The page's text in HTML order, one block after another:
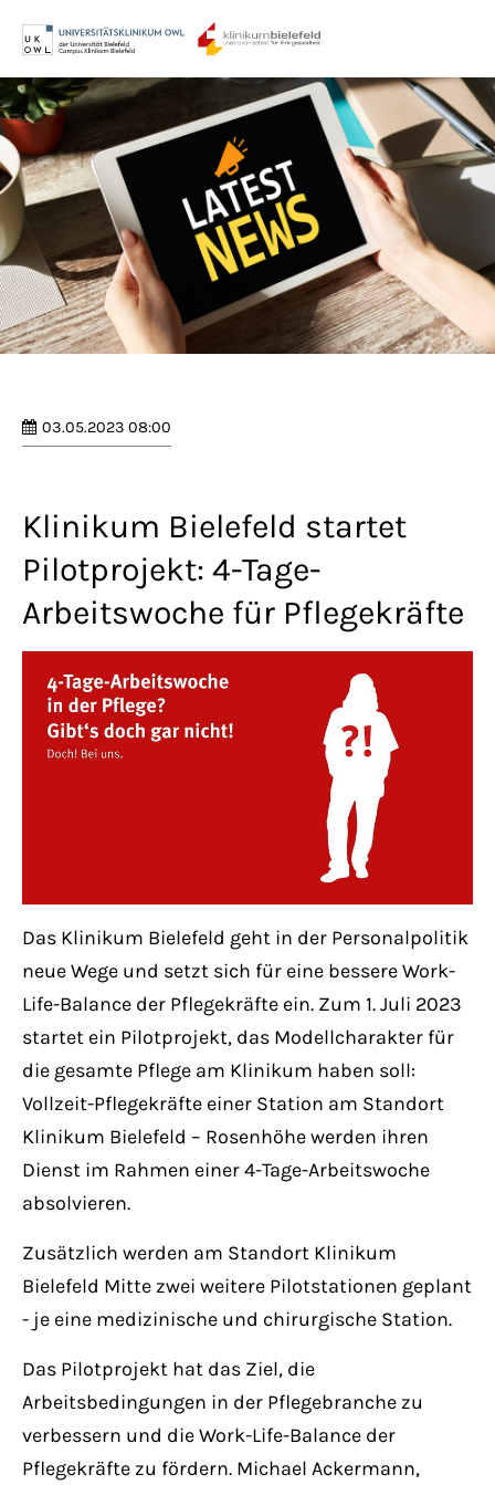
Login
Benutzername
Passwort
Anmelden
Lorem ipsum dolor sit amet:
24h/ 365days
We offer support for our customers
Mon - Fri 8:00am - 5:00pm
(GMT +1)
San Francisco, CA 94102
Have any questions?
+44 1234 567 890
Drop us a line
info@yourdomain.com
About us
Lorem ipsum dolor sit amet, consectetuer
adipiscing elit.
Aenean commodo ligula eget dolor. Aenean
massa. Cum sociis natoque penatibus et
magnis dis parturient montes, nascetur
ridiculus mus. Donec quam felis, ultricies
nec.
03.05.2023 08:00
Klinikum Bielefeld startet
Pilotprojekt: 4-Tage-
Arbeitswoche für Pflegekräfte
Das Klinikum Bielefeld geht in der Personalpolitik
neue Wege und setzt sich für eine bessere Work-
Life-Balance der Pflegekräfte ein. Zum 1. Juli 2023
startet ein Pilotprojekt, das Modellcharakter für
die gesamte Pflege am Klinikum haben soll:
Vollzeit-Pflegekräfte einer Station am Standort
Klinikum Bielefeld – Rosenhöhe werden ihren
Dienst im Rahmen einer 4-Tage-Arbeitswoche
absolvieren.
Zusätzlich werden am Standort Klinikum
Bielefeld Mitte zwei weitere Pilotstationen geplant
- je eine medizinische und chirurgische Station.
Das Pilotprojekt hat das Ziel, die
Arbeitsbedingungen in der Pflegebranche zu
verbessern und die Work-Life-Balance der
Pflegekräfte zu fördern. Michael Ackermann,